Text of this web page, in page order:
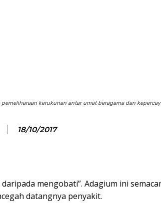
kerukunan antar umat beragama dan
18/10/2017
mengobati”. Adagium ini
datangnya penyakit.